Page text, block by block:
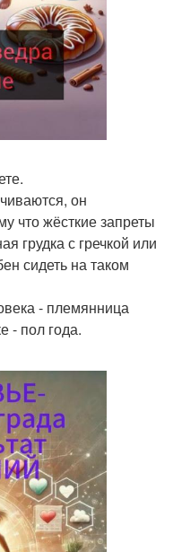
он
что жёсткие запреты
грудка с гречкой или
сидеть на таком
- племянница
- пол года.